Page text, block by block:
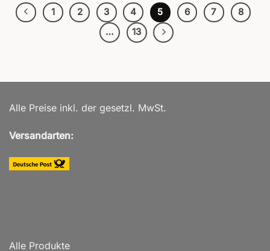
1 2 3 4 5 6 7
8
…
13
Alle Preise inkl. der gesetzl. MwSt.
Versandarten:
Alle Produkte